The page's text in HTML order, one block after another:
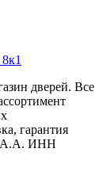
дверей. Все
гарантия
А.А. ИНН